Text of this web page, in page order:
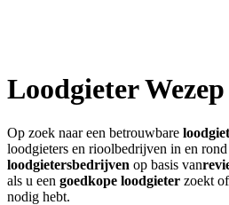
LoodgieterWezep
Op zoek naar een betrouwbare
loodgieters en rioolbedrijven in en rond
loodgietersbedrijven op basis van
als u een goedkope loodgieter zoekt of
nodig hebt.